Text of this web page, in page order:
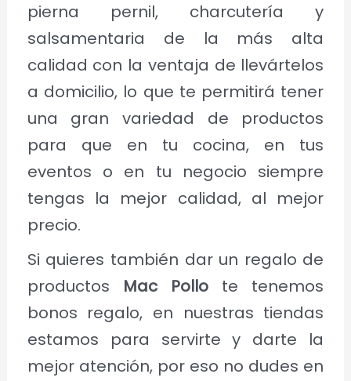
pierna pernil, charcutería y
salsamentaria de la más alta
calidad con la ventaja de llevártelos
a domicilio, lo que te permitirá tener
una gran variedad de productos
para que en tu cocina, en tus
eventos o en tu negocio siempre
tengas la mejor calidad, al mejor
precio.
Si quieres también dar un regalo de
productos Mac Pollo te tenemos
bonos regalo, en nuestras tiendas
estamos para servirte y darte la
mejor atención, por eso no dudes en